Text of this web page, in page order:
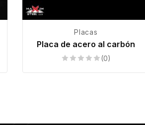
Placas
Placa de acero al carbón
(0)